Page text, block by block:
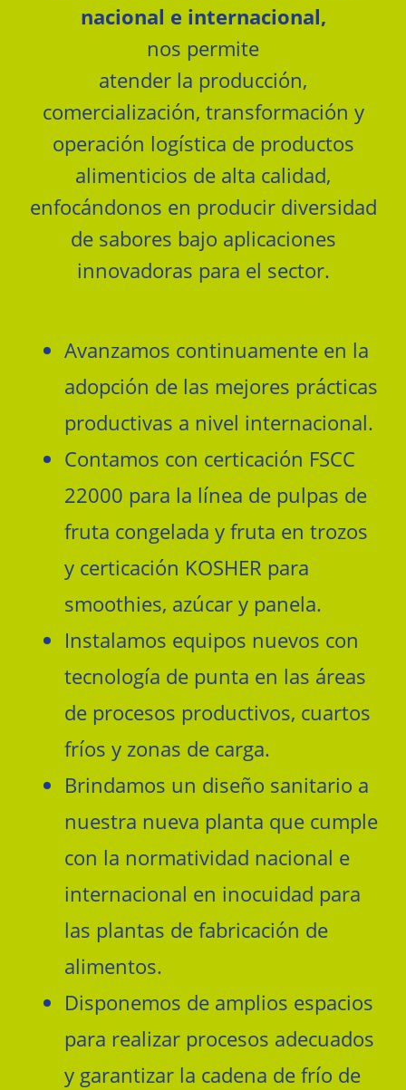
nacional e internacional,
nos permite
atender la producción,
comercialización, transformación y
operación logística de productos
alimenticios de alta calidad,
enfocándonos en producir diversidad
de sabores bajo aplicaciones
innovadoras para el sector.
Avanzamos continuamente en la
adopción de las mejores prácticas
productivas a nivel internacional.
Contamos con certicación FSCC
22000 para la línea de pulpas de
fruta congelada y fruta en trozos
y certicación KOSHER para
smoothies, azúcar y panela.
Instalamos equipos nuevos con
tecnología de punta en las áreas
de procesos productivos, cuartos
fríos y zonas de carga.
Brindamos un diseño sanitario a
nuestra nueva planta que cumple
con la normatividad nacional e
internacional en inocuidad para
las plantas de fabricación de
alimentos.
Disponemos de amplios espacios
para realizar procesos adecuados
y garantizar la cadena de frío de